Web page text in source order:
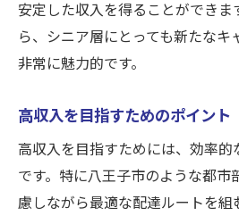
安定した収入を得ることができま
ら、シニア層にとっても新たなキ
非常に魅力的です。
高収入を目指すためのポイント
高収入を目指すためには、効率
です。特に八王子市のような都市
慮しながら最適な配達ルートを組